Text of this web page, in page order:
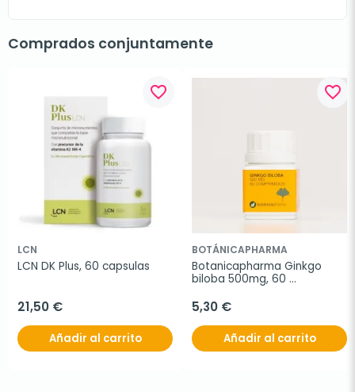
Comprados conjuntamente
favorite_border
LCN
LCN DK Plus, 60 capsulas
21,50 €
Añadir al carrito
favorite_border
BOTÁNICAPHARMA
Botanicapharma Ginkgo
biloba 500mg, 60
5,30 €
Añadir al carrito